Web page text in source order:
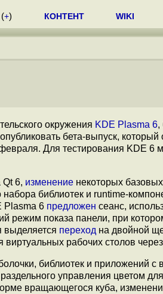
(+) КОНТЕНТ WIKI
окружения KDE Plasma 6,
бета-выпуск, который
Для тестирования KDE 6
6, изменение некоторых
библиотек и runtime-
Plasma 6 предложен сеанс,
показа панели, при
выделяется переход на двойной
рабочих столов
библиотек и приложений c
управления цветом
вращающегося куба,